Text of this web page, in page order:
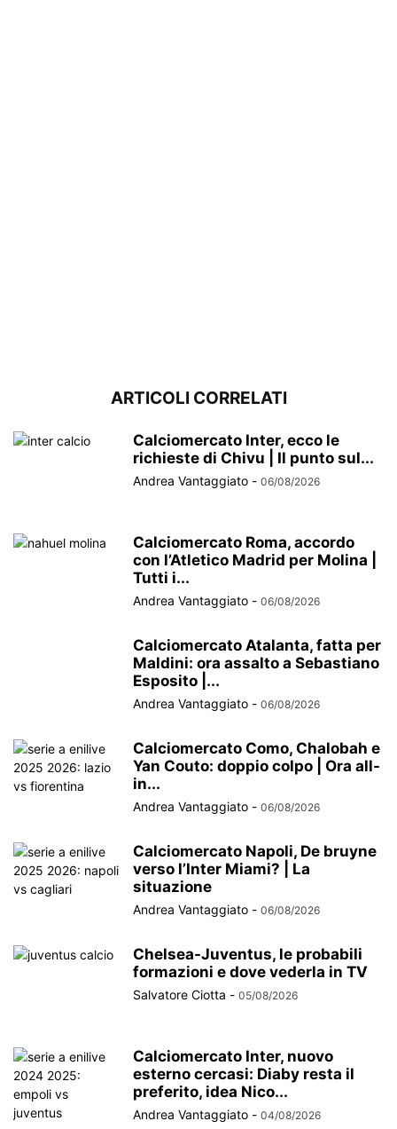
ARTICOLI CORRELATI
Calciomercato Inter, ecco le
richieste di Chivu | Il punto sul...
Andrea Vantaggiato - 06/08/2026
Calciomercato Roma, accordo
con l’Atletico Madrid per Molina |
Tutti i...
Andrea Vantaggiato - 06/08/2026
Calciomercato Atalanta, fatta per
Maldini: ora assalto a Sebastiano
Esposito |...
Andrea Vantaggiato - 06/08/2026
Calciomercato Como, Chalobah e
Yan Couto: doppio colpo | Ora all-
in...
Andrea Vantaggiato - 06/08/2026
Calciomercato Napoli, De bruyne
verso l’Inter Miami? | La
situazione
Andrea Vantaggiato - 06/08/2026
Chelsea-Juventus, le probabili
formazioni e dove vederla in TV
Salvatore Ciotta - 05/08/2026
Calciomercato Inter, nuovo
esterno cercasi: Diaby resta il
preferito, idea Nico...
Andrea Vantaggiato - 04/08/2026